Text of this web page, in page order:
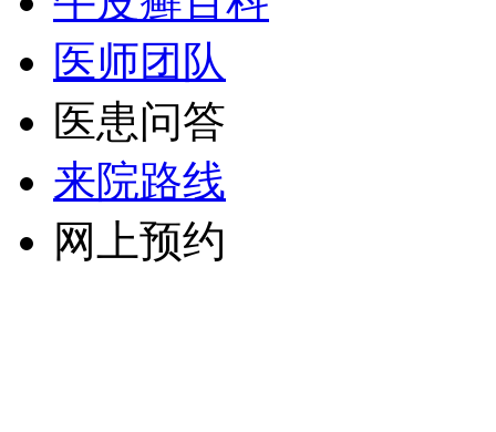
医师团队
医患问答
来院路线
网上预约